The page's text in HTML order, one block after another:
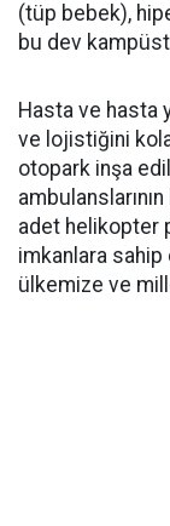
(tüp bebek),
bu dev
Hasta ve hasta
ve lojistiğini
otopark inşa
adet helikopter
imkanlara
ülkemize ve